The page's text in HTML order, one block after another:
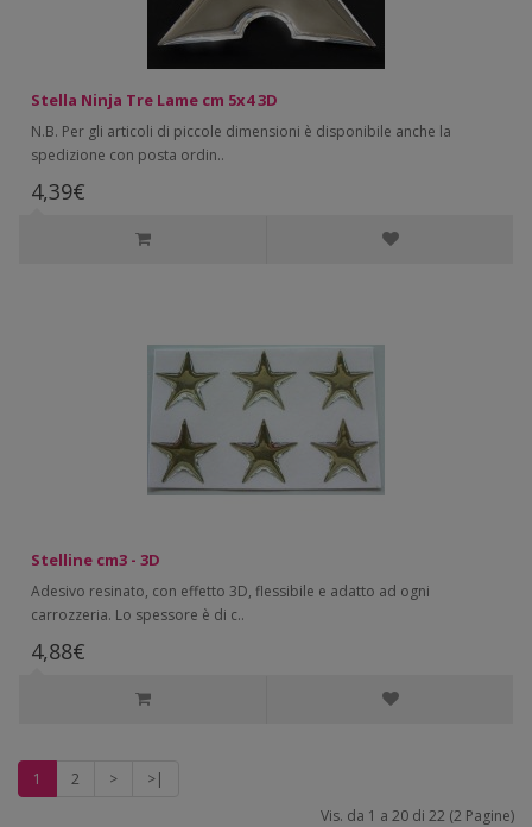
Stella Ninja Tre Lame cm 5x4 3D
N.B. Per gli articoli di piccole dimensioni è disponibile anche la
spedizione con posta ordin..
4,39€
Stelline cm3 - 3D
Adesivo resinato, con effetto 3D, flessibile e adatto ad ogni
carrozzeria. Lo spessore è di c..
4,88€
1 2 >
>|
Vis. da 1 a 20 di 22 (2 Pagine)